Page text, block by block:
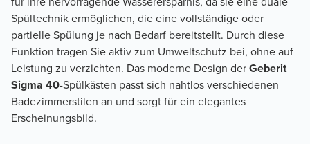
Spültechnik ermöglichen, die eine vollständige oder
partielle Spülung je nach Bedarf bereitstellt. Durch diese
Funktion tragen Sie aktiv zum Umweltschutz bei, ohne auf
Leistung zu verzichten. Das moderne Design derGeberit
Sigma 40-Spülkästen passt sich nahtlos verschiedenen
Badezimmerstilen an und sorgt für ein elegantes
Erscheinungsbild.